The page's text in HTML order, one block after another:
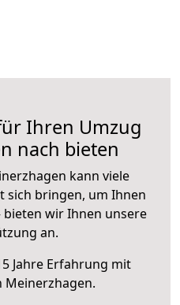
Ihren Umzug
nach bieten
kann viele
sich bringen, um Ihnen
bieten wir Ihnen unsere
an.
Jahre Erfahrung mit
Meinerzhagen.